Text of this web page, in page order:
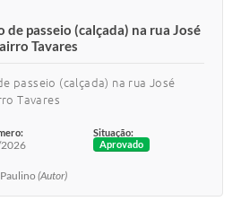
passeio (calçada) na rua José
Tavares
passeio (calçada) na rua José
Tavares
Situação:
Aprovado
(Autor)